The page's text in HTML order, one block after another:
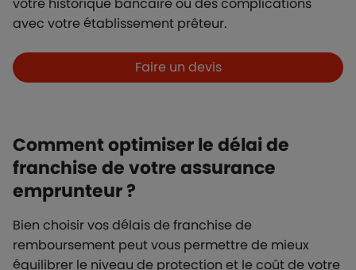
avec votre établissement prêteur.
Boutons et liens
Faire un devis
Comment optimiser le délai de
franchise de votre assurance
emprunteur ?
Bien choisir vos délais de franchise de
remboursement peut vous permettre de mieux
équilibrer le niveau de protection et le coût de votre